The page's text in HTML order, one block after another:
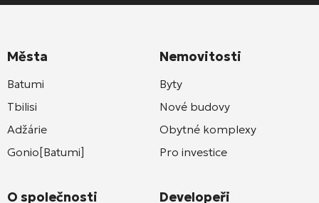
Města
Batumi
Tbilisi
Adžárie
Gonio[Batumi]
O společnosti
Nemovitosti
Byty
Nové budovy
Obytné komplexy
Pro investice
Developeři